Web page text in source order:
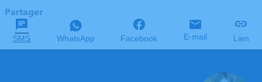
Partager
SMS WhatsApp Facebook E-mail Lien